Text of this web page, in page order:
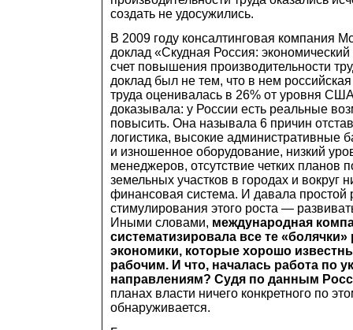
создать не удосужились.
В 2009 году консалтинговая компания
доклад «Скудная Россия:
счет повышения производительности
доклад был не тем, что в нем
труда оценивалась в 26% от уровня
доказывала: у России есть реальные
повысить. Она называла 6 причин
логистика, высокие административные
и изношенное оборудование, низкий
менеджеров, отсутствие четких планов
земельных участков в городах и вокруг
финансовая система. И давала простой
стимулирования этого роста —
Иными словами, международная
систематизировала все те «болячки»
экономики, которые хорошо
рабочим. И что, началась работа по
направлениям? Судя по данным
планах власти ничего конкретного по
обнаруживается.